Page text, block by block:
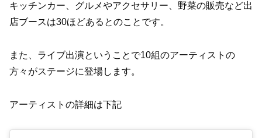
キッチンカー、グルメやアクセサリー、野菜の販売など出
店ブースは30ほどあるとのことです。
また、ライブ出演ということで10組のアーティストの
方々がステージに登場します。
アーティストの詳細は下記